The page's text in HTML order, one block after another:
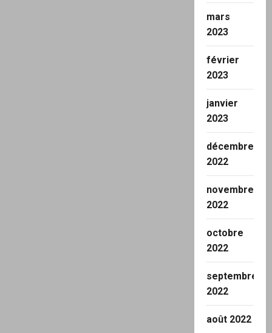
mars
2023
février
2023
janvier
2023
décembre
2022
novembre
2022
octobre
2022
septembre
2022
août 2022